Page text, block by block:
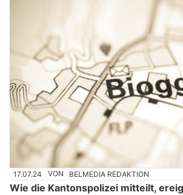
17.07.24 VON BELMEDIA REDAKTION
Wie die Kantonspolizei mitteilt,